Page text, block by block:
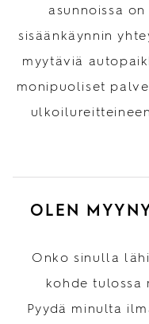
asunnoissa
sisäänkäynnin
myytäviä
monipuoliset
OLEN
Onko sinulla
kohde tulossa
Pyydä minulta